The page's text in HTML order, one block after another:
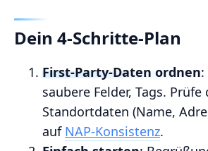
Dein 4‑Schritte‑Plan
First‑Party‑Daten ordnen
saubere Felder, Tags. Prüfe
Standortdaten (Name,
auf NAP‑Konsistenz.